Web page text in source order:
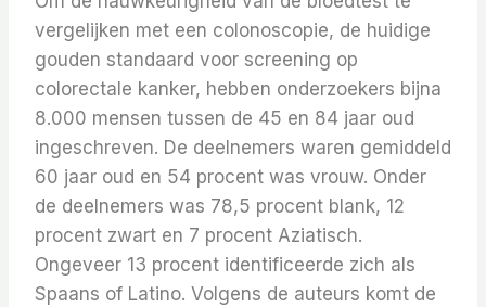
vergelijken met een colonoscopie, de huidige
gouden standaard voor screening op
colorectale kanker, hebben onderzoekers bijna
8.000 mensen tussen de 45 en 84 jaar oud
ingeschreven. De deelnemers waren gemiddeld
60 jaar oud en 54 procent was vrouw. Onder
de deelnemers was 78,5 procent blank, 12
procent zwart en 7 procent Aziatisch.
Ongeveer 13 procent identificeerde zich als
Spaans of Latino. Volgens de auteurs komt de